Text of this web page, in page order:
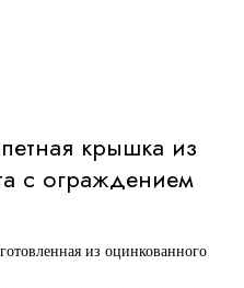
крышка из
с ограждением
из оцинкованного